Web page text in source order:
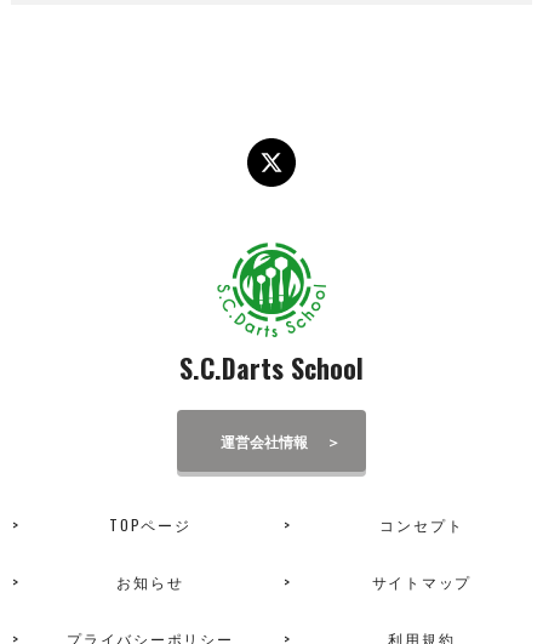
TOPページ コンセプト
お知らせ サイトマップ
プライバシーポリシー 利用規約
S.C.Darts School
運営会社情報